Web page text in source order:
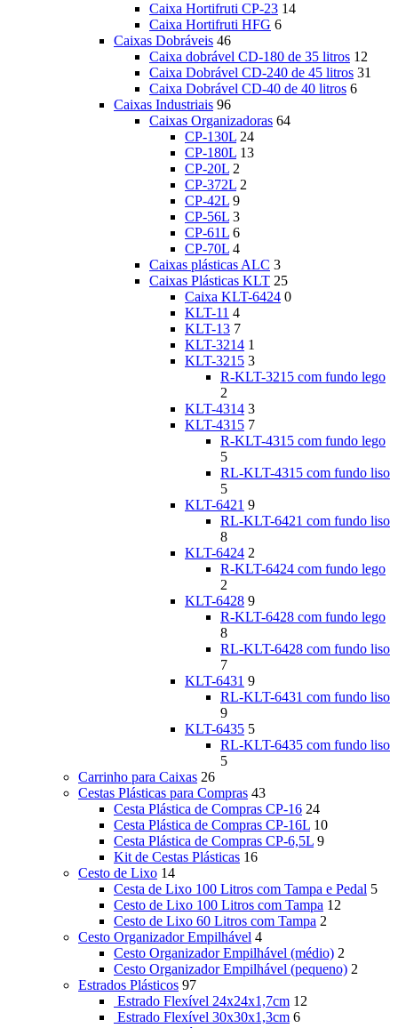
Caixa Hortifruti CP-23 14
Caixa Hortifruti HFG 6
Caixas Dobráveis 46
Caixa dobrável CD-180 de 35 litros 12
Caixa Dobrável CD-240 de 45 litros 31
Caixa Dobrável CD-40 de 40 litros 6
Caixas Industriais 96
Caixas Organizadoras 64
CP-130L 24
CP-180L 13
CP-20L 2
CP-372L 2
CP-42L 9
CP-56L 3
CP-61L 6
CP-70L 4
Caixas plásticas ALC 3
Caixas Plásticas KLT 25
Caixa KLT-6424 0
KLT-11 4
KLT-13 7
KLT-3214 1
KLT-3215 3
R-KLT-3215 com fundo lego
2
KLT-4314 3
KLT-4315 7
R-KLT-4315 com fundo lego
5
RL-KLT-4315 com fundo liso
5
KLT-6421 9
RL-KLT-6421 com fundo liso
8
KLT-6424 2
R-KLT-6424 com fundo lego
2
KLT-6428 9
R-KLT-6428 com fundo lego
8
RL-KLT-6428 com fundo liso
7
KLT-6431 9
RL-KLT-6431 com fundo liso
9
KLT-6435 5
RL-KLT-6435 com fundo liso
5
Carrinho para Caixas 26
Cestas Plásticas para Compras 43
Cesta Plástica de Compras CP-16 24
Cesta Plástica de Compras CP-16L 10
Cesta Plástica de Compras CP-6,5L 9
Kit de Cestas Plásticas 16
Cesto de Lixo 14
Cesta de Lixo 100 Litros com Tampa e Pedal 5
Cesto de Lixo 100 Litros com Tampa 12
Cesto de Lixo 60 Litros com Tampa 2
Cesto Organizador Empilhável 4
Cesto Organizador Empilhável (médio) 2
Cesto Organizador Empilhável (pequeno) 2
Estrados Plásticos 97
Estrado Flexível 24x24x1,7cm 12
Estrado Flexível 30x30x1,3cm 6